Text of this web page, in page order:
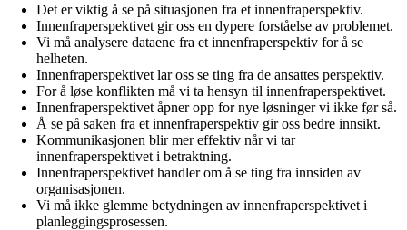
Det er viktig å se på situasjonen fra et innenfraperspektiv.
Innenfraperspektivet gir oss en dypere forståelse av problemet.
Vi må analysere dataene fra et innenfraperspektiv for å se
helheten.
Innenfraperspektivet lar oss se ting fra de ansattes perspektiv.
For å løse konflikten må vi ta hensyn til innenfraperspektivet.
Innenfraperspektivet åpner opp for nye løsninger vi ikke før så.
Å se på saken fra et innenfraperspektiv gir oss bedre innsikt.
Kommunikasjonen blir mer effektiv når vi tar
innenfraperspektivet i betraktning.
Innenfraperspektivet handler om å se ting fra innsiden av
organisasjonen.
Vi må ikke glemme betydningen av innenfraperspektivet i
planleggingsprosessen.